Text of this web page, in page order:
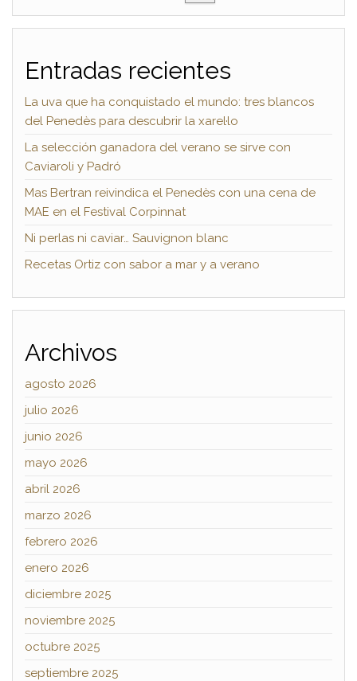
Entradas recientes
La uva que ha conquistado el mundo: tres blancos
del Penedès para descubrir la xarel·lo
La selección ganadora del verano se sirve con
Caviaroli y Padró
Mas Bertran reivindica el Penedès con una cena de
MAE en el Festival Corpinnat
Ni perlas ni caviar… Sauvignon blanc
Recetas Ortiz con sabor a mar y a verano
Archivos
agosto 2026
julio 2026
junio 2026
mayo 2026
abril 2026
marzo 2026
febrero 2026
enero 2026
diciembre 2025
noviembre 2025
octubre 2025
septiembre 2025